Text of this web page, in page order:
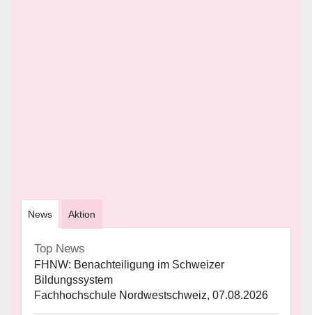
News Aktion
Top News
FHNW: Benachteiligung im Schweizer
Bildungssystem
Fachhochschule Nordwestschweiz, 07.08.2026